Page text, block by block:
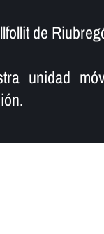
de
unidad